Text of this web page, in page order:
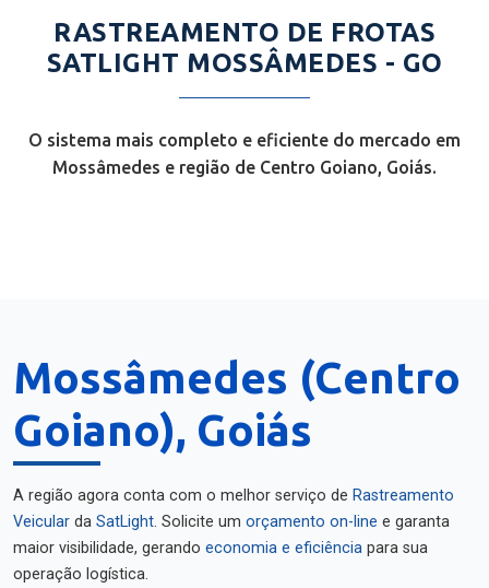
RASTREAMENTO DE FROTAS
SATLIGHT MOSSÂMEDES - GO
O sistema mais completo e eficiente do mercado em
Mossâmedes e região de Centro Goiano, Goiás.
Mossâmedes (Centro
Goiano), Goiás
A região agora conta com o melhor serviço de Rastreamento
Veicular da SatLight. Solicite um orçamento on-line e garanta
maior visibilidade, gerando economia e eficiência para sua
operação logística.